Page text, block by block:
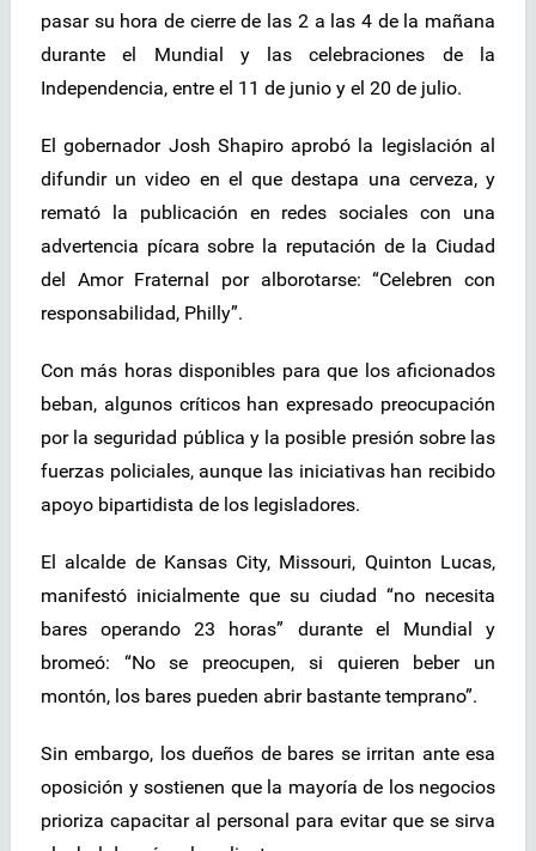
pasar su hora de cierre de las 2 a las 4 de la mañana
durante el Mundial y las celebraciones de la
Independencia, entre el 11 de junio y el 20 de julio.
El gobernador Josh Shapiro aprobó la legislación al
difundir un video en el que destapa una cerveza, y
remató la publicación en redes sociales con una
advertencia pícara sobre la reputación de la Ciudad
del Amor Fraternal por alborotarse: “Celebren con
responsabilidad, Philly”.
Con más horas disponibles para que los aficionados
beban, algunos críticos han expresado preocupación
por la seguridad pública y la posible presión sobre las
fuerzas policiales, aunque las iniciativas han recibido
apoyo bipartidista de los legisladores.
El alcalde de Kansas City, Missouri, Quinton Lucas,
manifestó inicialmente que su ciudad “no necesita
bares operando 23 horas” durante el Mundial y
bromeó: “No se preocupen, si quieren beber un
montón, los bares pueden abrir bastante temprano”.
Sin embargo, los dueños de bares se irritan ante esa
oposición y sostienen que la mayoría de los negocios
prioriza capacitar al personal para evitar que se sirva